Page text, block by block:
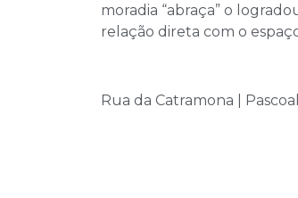
moradia “abraça” o
relação direta com o
Rua da Catramona |